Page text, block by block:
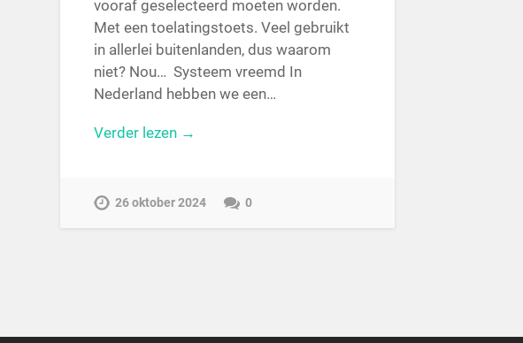
vooraf geselecteerd moeten worden.
Met een toelatingstoets. Veel gebruikt
in allerlei buitenlanden, dus waarom
niet? Nou… Systeem vreemd In
Nederland hebben we een…
Verder lezen →
26 oktober 2024 0